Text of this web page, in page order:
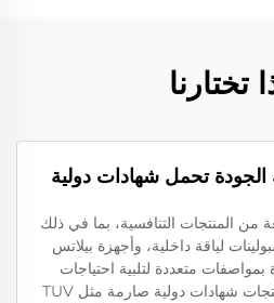
تختارنا
الجودة تحمل شهادات دولية
المنتجات التنافسية، بما في ذلك
لياقة داخلية، وأجهزة بيلاتس
بمواصفات متعددة لتلبية احتياجات
متنوعة. وقد اجتاز جميع المنتجات شهادات دولية صارمة مثل TUV